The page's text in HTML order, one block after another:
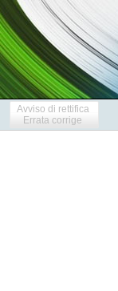
Avviso di rettifica
Errata corrige